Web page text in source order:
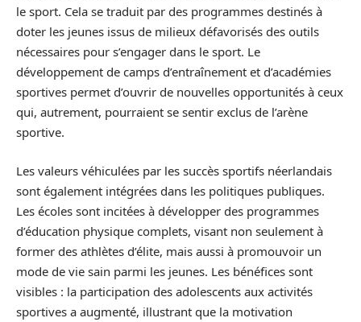
le sport. Cela se traduit par des programmes destinés à
doter les jeunes issus de milieux défavorisés des outils
nécessaires pour s’engager dans le sport. Le
développement de camps d’entraînement et d’académies
sportives permet d’ouvrir de nouvelles opportunités à ceux
qui, autrement, pourraient se sentir exclus de l’arène
sportive.
Les valeurs véhiculées par les succès sportifs néerlandais
sont également intégrées dans les politiques publiques.
Les écoles sont incitées à développer des programmes
d’éducation physique complets, visant non seulement à
former des athlètes d’élite, mais aussi à promouvoir un
mode de vie sain parmi les jeunes. Les bénéfices sont
visibles : la participation des adolescents aux activités
sportives a augmenté, illustrant que la motivation